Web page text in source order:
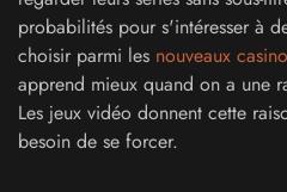
probabilités pour s'intéresser à
choisir parmi les nouveaux
apprend mieux quand on a une
Les jeux vidéo donnent cette
besoin de se forcer.